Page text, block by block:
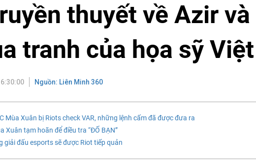
thuyết về Azir và
tranh của họa sỹ Việt
Nguồn: Liên Minh 360
Mùa Xuân bị Riots check VAR, những lệnh cấm đã được đưa ra
Xuân tạm hoãn để điều tra “ĐỐ BẠN”
giải đấu esports sẽ được Riot tiếp quản